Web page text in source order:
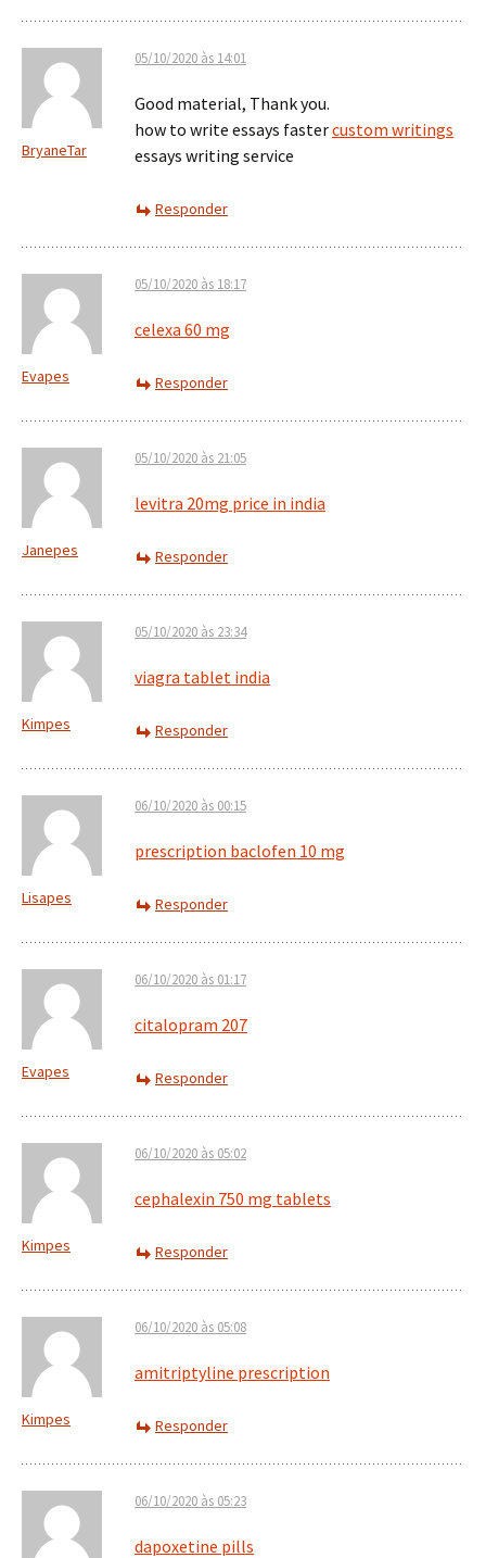
BryaneTar
05/10/2020 às 14:01
Good material, Thank you.
how to write essays fastercustom writings
essays writing service
Responder
Evapes
05/10/2020 às 18:17
celexa 60 mg
Responder
Janepes
05/10/2020 às 21:05
levitra 20mg price in india
Responder
Kimpes
05/10/2020 às 23:34
viagra tablet india
Responder
Lisapes
06/10/2020 às 00:15
prescription baclofen 10 mg
Responder
Evapes
06/10/2020 às 01:17
citalopram 207
Responder
Kimpes
06/10/2020 às 05:02
cephalexin 750 mg tablets
Responder
Kimpes
06/10/2020 às 05:08
amitriptyline prescription
Responder
06/10/2020 às 05:23
dapoxetine pills